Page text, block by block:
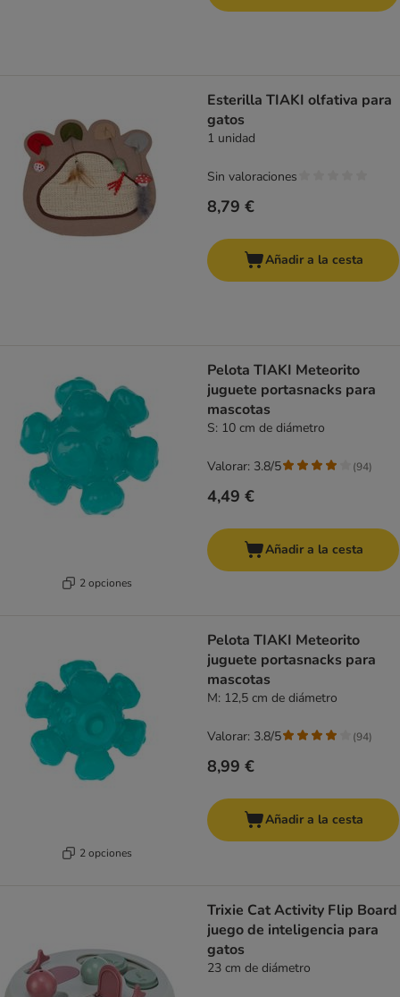
Esterilla TIAKI olfativa para
gatos
1 unidad
8,79 €
Sin valoraciones
Añadir a la cesta
2 opciones
Pelota TIAKI Meteorito
juguete portasnacks para
mascotas
S: 10 cm de diámetro
4,49 €
Valorar: 3.8/5 (94)
Añadir a la cesta
2 opciones
Pelota TIAKI Meteorito
juguete portasnacks para
mascotas
M: 12,5 cm de diámetro
8,99 €
Valorar: 3.8/5 (94)
Añadir a la cesta
Trixie Cat Activity Flip Board
juego de inteligencia para
gatos
23 cm de diámetro